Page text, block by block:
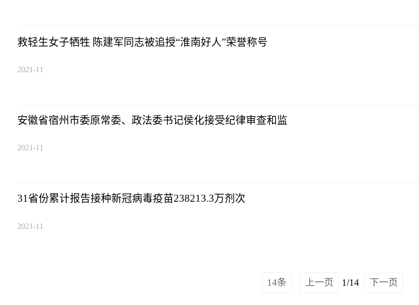
救轻生女子牺牲 陈建军同志被追授“淮南好人”荣誉称号
2021-11
安徽省宿州市委原常委、政法委书记侯化接受纪律审查和监
2021-11
31省份累计报告接种新冠病毒疫苗238213.3万剂次
2021-11
14条 上一页 1/14 下一页